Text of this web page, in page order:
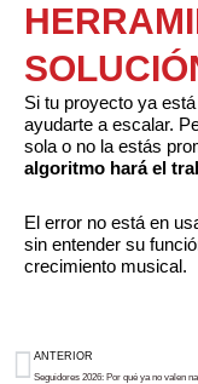
Si tu proyecto ya
ayudarte a escalar.
sola o no la estás
algoritmo hará el
El error no está en
sin entender su
crecimiento musical.
Prev
ANTERIOR